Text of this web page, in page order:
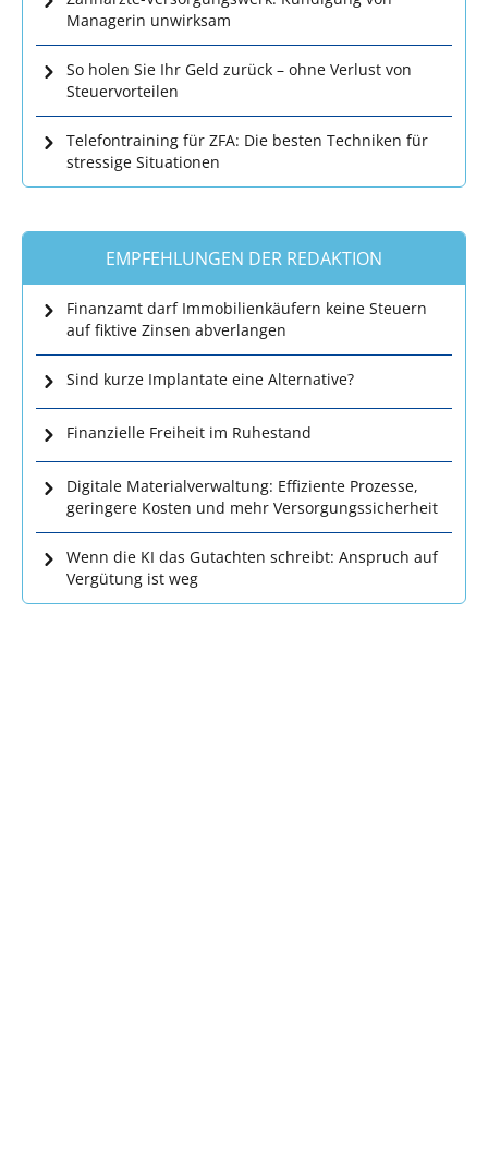
Managerin unwirksam
So holen Sie Ihr Geld zurück – ohne Verlust von
Steuervorteilen
Telefontraining für ZFA: Die besten Techniken für
stressige Situationen
EMPFEHLUNGEN DER REDAKTION
Finanzamt darf Immobilienkäufern keine Steuern
auf fiktive Zinsen abverlangen
Sind kurze Implantate eine Alternative?
Finanzielle Freiheit im Ruhestand
Digitale Materialverwaltung: Effiziente Prozesse,
geringere Kosten und mehr Versorgungssicherheit
Wenn die KI das Gutachten schreibt: Anspruch auf
Vergütung ist weg